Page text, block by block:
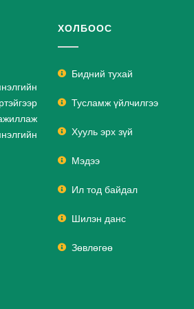
ХОЛБООС
Бидний тухай
Тусламж үйлчилгээ
Хууль эрх зүй
Мэдээ
Ил тод байдал
Шилэн данс
Зөвлөгөө